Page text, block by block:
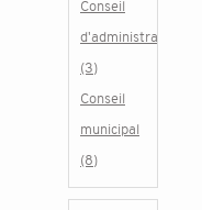
Conseil
d'administration
(3)
Conseil
municipal
(8)